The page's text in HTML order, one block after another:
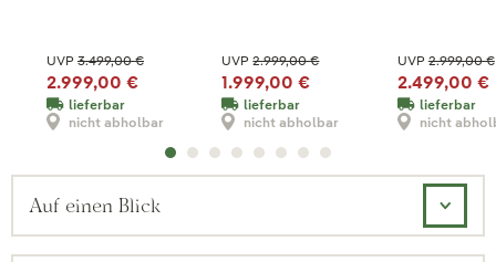
UVP 3.499,00 €
2.999,00 €
lieferbar
nicht abholbar
UVP2.999,00 €
1.999,00 €
lieferbar
nicht abholbar
UVP2.999,00 €
2.499,00 €
lieferbar
nicht
Auf einen Blick